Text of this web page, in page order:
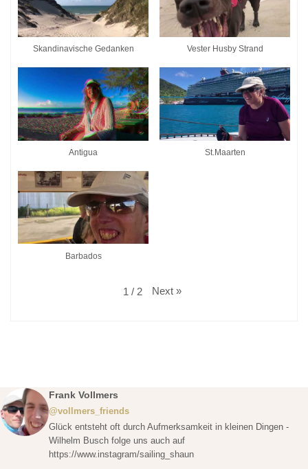
Skandinavische Gedanken Vester Husby Strand
Antigua St.Maarten
Barbados
1 / 2 Next »
Frank Vollmers
@vollmers_friends
Glück entsteht oft durch Aufmerksamkeit in kleinen Dingen -
Wilhelm Busch folge uns auch auf
https://www.instagram/sailing_shaun